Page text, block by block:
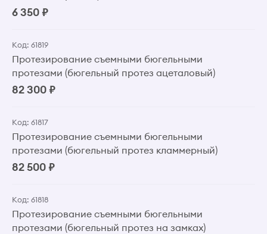
6 350 ₽
Код: 61819
Протезирование съемными бюгельными
протезами (бюгельный протез ацеталовый)
82 300 ₽
Код: 61817
Протезирование съемными бюгельными
протезами (бюгельный протез кламмерный)
82 500 ₽
Код: 61818
Протезирование съемными бюгельными
протезами (бюгельный протез на замках)